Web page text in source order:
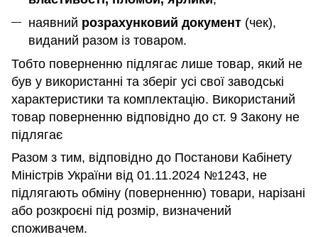
наявний розрахунковий документ (чек),
виданий разом із товаром.
Тобто поверненню підлягає лише товар, який не
був у використанні та зберіг усі свої заводські
характеристики та комплектацію. Використаний
товар поверненню відповідно до ст. 9 Закону не
підлягає
Разом з тим, відповідно до Постанови Кабінету
Міністрів України від 01.11.2024 №1243, не
підлягають обміну (поверненню) товари, нарізані
або розкроєні під розмір, визначений
споживачем.